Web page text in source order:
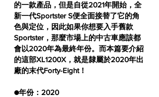
的一款產品，但是自從2021年開始，全
新一代Sportster S便全面接替了它的角
色與定位，因此如果你想要入手舊款
Sportster，那麼市場上的中古車應該都
會以2020年為最終年份。而本篇要介紹
的這部XL1200X，就是隸屬於2020年出
廠的末代Forty-Eight！
●年份：2020